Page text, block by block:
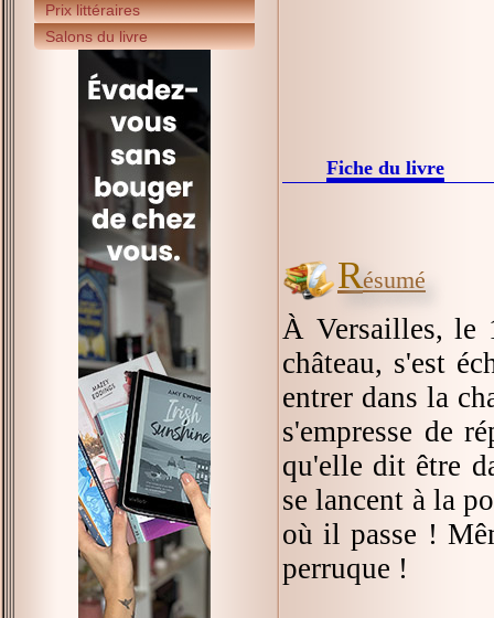
Prix littéraires
Salons du livre
Fiche du livre
Résumé
À Versailles, le
château, s'est
entrer dans la
s'empresse de
qu'elle dit être
se lancent à la
où il passe !
perruque !